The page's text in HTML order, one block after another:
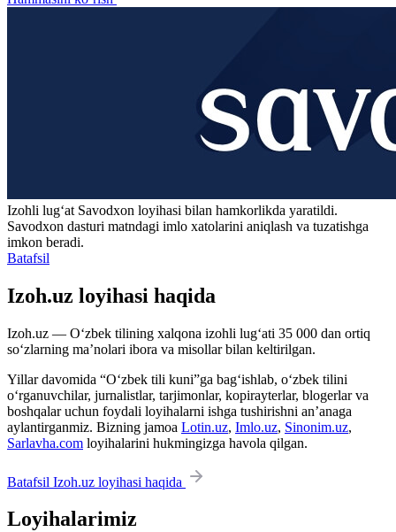
Izohli lugʻat Savodxon loyihasi bilan hamkorlikda yaratildi.
Savodxon dasturi matndagi imlo xatolarini aniqlash va tuzatishga
imkon beradi.
Batafsil
Izoh.uz loyihasi haqida
Izoh.uz — O‘zbek tilining xalqona izohli lug‘ati 35 000 dan ortiq
so‘zlarning ma’nolari ibora va misollar bilan keltirilgan.
Yillar davomida “O‘zbek tili kuni”ga bag‘ishlab, o‘zbek tilini
o‘rganuvchilar, jurnalistlar, tarjimonlar, kopirayterlar, blogerlar va
boshqalar uchun foydali loyihalarni ishga tushirishni an’anaga
aylantirganmiz. Bizning jamoa Lotin.uz, Imlo.uz, Sinonim.uz,
Sarlavha.com loyihalarini hukmingizga havola qilgan.
Batafsil Izoh.uz loyihasi haqida
Loyihalarimiz